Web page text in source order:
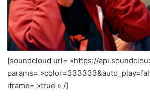
[soundcloud url= »https://
params=
iframe= »true » /]